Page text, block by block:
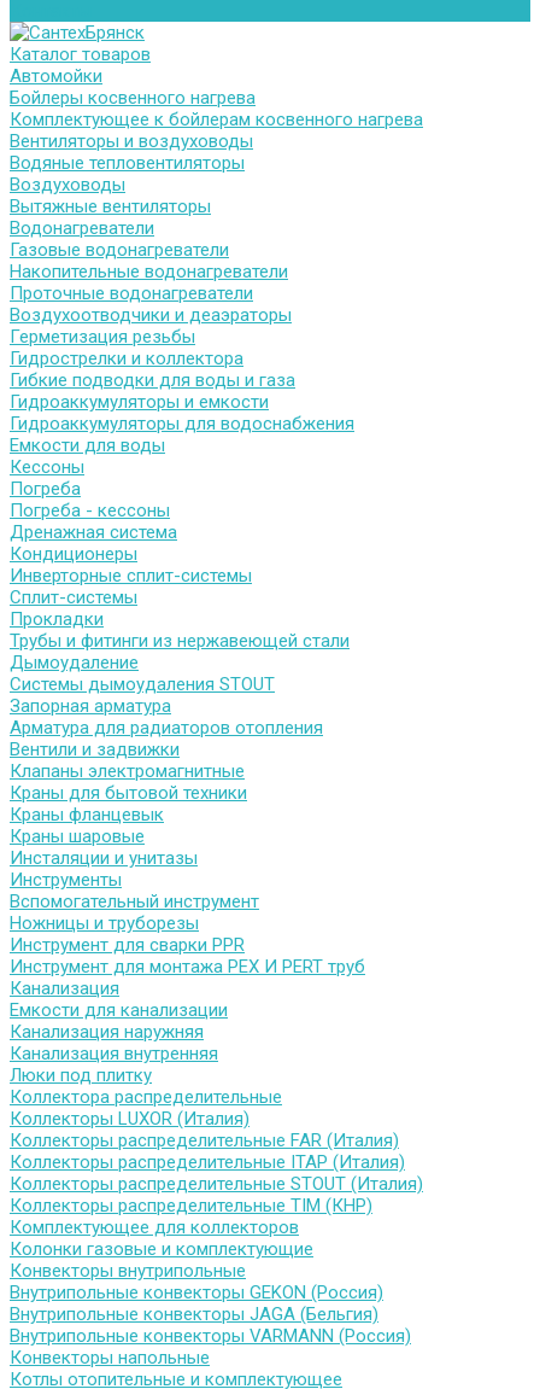
Каталог товаров
Автомойки
Бойлеры косвенного нагрева
Комплектующее к бойлерам косвенного нагрева
Вентиляторы и воздуховоды
Водяные тепловентиляторы
Воздуховоды
Вытяжные вентиляторы
Водонагреватели
Газовые водонагреватели
Накопительные водонагреватели
Проточные водонагреватели
Воздухоотводчики и деаэраторы
Герметизация резьбы
Гидрострелки и коллектора
Гибкие подводки для воды и газа
Гидроаккумуляторы и емкости
Гидроаккумуляторы для водоснабжения
Емкости для воды
Кессоны
Погреба
Погреба - кессоны
Дренажная система
Кондиционеры
Инверторные сплит-системы
Сплит-системы
Прокладки
Трубы и фитинги из нержавеющей стали
Дымоудаление
Системы дымоудаления STOUT
Запорная арматура
Арматура для радиаторов отопления
Вентили и задвижки
Клапаны электромагнитные
Краны для бытовой техники
Краны фланцевык
Краны шаровые
Инсталяции и унитазы
Инструменты
Вспомогательный инструмент
Ножницы и труборезы
Инструмент для сварки PPR
Инструмент для монтажа PEX И PERT труб
Канализация
Емкости для канализации
Канализация наружняя
Канализация внутренняя
Люки под плитку
Коллектора распределительные
Коллекторы LUXOR (Италия)
Коллекторы распределительные FAR (Италия)
Коллекторы распределительные ITAP (Италия)
Коллекторы распределительные STOUT (Италия)
Коллекторы распределительные TIM (КНР)
Комплектующее для коллекторов
Колонки газовые и комплектующие
Конвекторы внутрипольные
Внутрипольные конвекторы GEKON (Россия)
Внутрипольные конвекторы JAGA (Бельгия)
Внутрипольные конвекторы VARMANN (Россия)
Конвекторы напольные
Котлы отопительные и комплектующее